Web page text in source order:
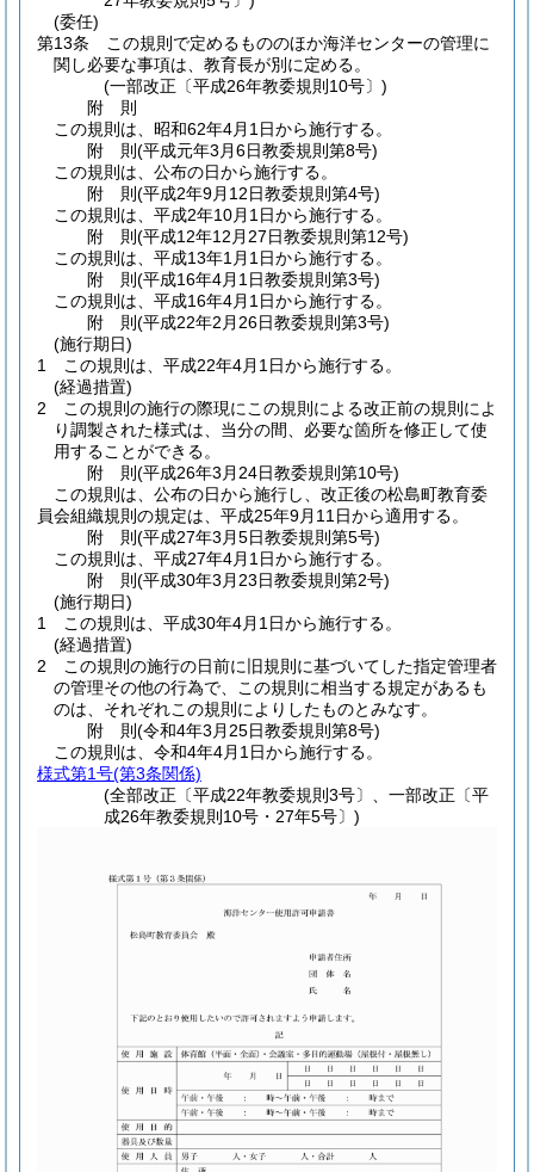
(委任)
第13条
この規則で定めるもののほか海洋センターの管理に
関し必要な事項は、教育長が別に定める。
(一部改正〔平成26年教委規則10号〕)
附 則
この規則は、昭和62年4月1日から施行する。
附 則(平成元年3月6日教委規則第8号)
この規則は、公布の日から施行する。
附 則(平成2年9月12日教委規則第4号)
この規則は、平成2年10月1日から施行する。
附 則(平成12年12月27日教委規則第12号)
この規則は、平成13年1月1日から施行する。
附 則(平成16年4月1日教委規則第3号)
この規則は、平成16年4月1日から施行する。
附 則(平成22年2月26日教委規則第3号)
(施行期日)
1
この規則は、平成22年4月1日から施行する。
(経過措置)
2
この規則の施行の際現にこの規則による改正前の規則によ
り調製された様式は、当分の間、必要な箇所を修正して使
用することができる。
附 則(平成26年3月24日教委規則第10号)
この規則は、公布の日から施行し、改正後の松島町教育委
員会組織規則の規定は、平成25年9月11日から適用する。
附 則(平成27年3月5日教委規則第5号)
この規則は、平成27年4月1日から施行する。
附 則(平成30年3月23日教委規則第2号)
(施行期日)
1
この規則は、平成30年4月1日から施行する。
(経過措置)
2
この規則の施行の日前に旧規則に基づいてした指定管理者
の管理その他の行為で、この規則に相当する規定があるも
のは、それぞれこの規則によりしたものとみなす。
附 則(令和4年3月25日教委規則第8号)
この規則は、令和4年4月1日から施行する。
様式第1号(第3条関係)
(全部改正〔平成22年教委規則3号〕、一部改正〔平
成26年教委規則10号・27年5号〕)